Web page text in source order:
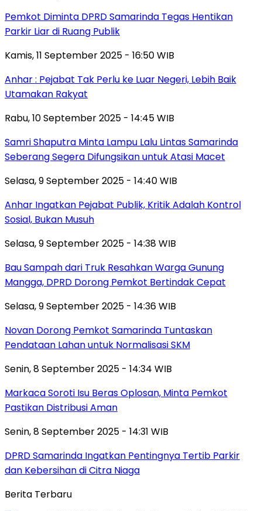
Pemkot Diminta DPRD Samarinda Tegas Hentikan
Parkir Liar di Ruang Publik
Kamis, 11 September 2025 - 16:50 WIB
Anhar : Pejabat Tak Perlu ke Luar Negeri, Lebih Baik
Utamakan Rakyat
Rabu, 10 September 2025 - 14:45 WIB
Samri Shaputra Minta Lampu Lalu Lintas Samarinda
Seberang Segera Difungsikan untuk Atasi Macet
Selasa, 9 September 2025 - 14:40 WIB
Anhar Ingatkan Pejabat Publik, Kritik Adalah Kontrol
Sosial, Bukan Musuh
Selasa, 9 September 2025 - 14:38 WIB
Bau Sampah dari Truk Resahkan Warga Gunung
Mangga, DPRD Dorong Pemkot Bertindak Cepat
Selasa, 9 September 2025 - 14:36 WIB
Novan Dorong Pemkot Samarinda Tuntaskan
Pendataan Lahan untuk Normalisasi SKM
Senin, 8 September 2025 - 14:34 WIB
Markaca Soroti Isu Beras Oplosan, Minta Pemkot
Pastikan Distribusi Aman
Senin, 8 September 2025 - 14:31 WIB
DPRD Samarinda Ingatkan Pentingnya Tertib Parkir
dan Kebersihan di Citra Niaga
Berita Terbaru